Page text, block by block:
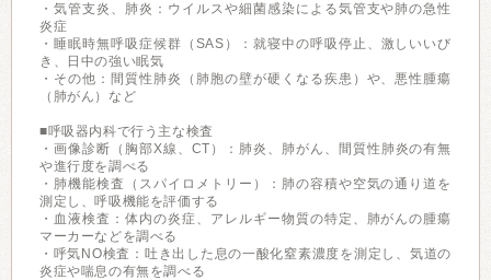
・気管支炎、肺炎：ウイルスや細菌感染による気管支や肺の急性
炎症
・睡眠時無呼吸症候群（SAS）：就寝中の呼吸停止、激しいいび
き、日中の強い眠気
・その他：間質性肺炎（肺胞の壁が硬くなる疾患）や、悪性腫瘍
（肺がん）など
■呼吸器内科で行う主な検査
・画像診断（胸部X線、CT）：肺炎、肺がん、間質性肺炎の有無
や進行度を調べる
・肺機能検査（スパイロメトリー）：肺の容積や空気の通り道を
測定し、呼吸機能を評価する
・血液検査：体内の炎症、アレルギー物質の特定、肺がんの腫瘍
マーカーなどを調べる
・呼気NO検査：吐き出した息の一酸化窒素濃度を測定し、気道の
炎症や喘息の有無を調べる